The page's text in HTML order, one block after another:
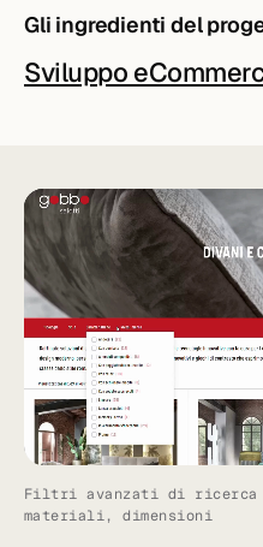
Gli ingredienti del
Sviluppo
Filtri avanzati di ricerca
materiali, dimensioni